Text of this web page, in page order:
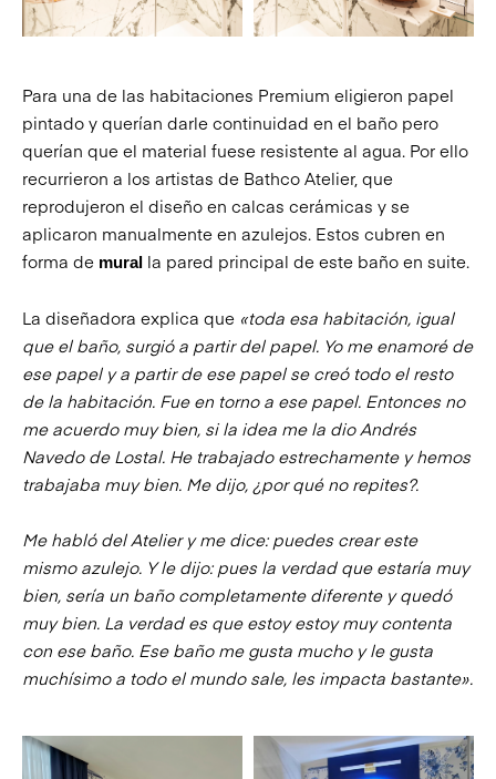
Para una de las habitaciones Premium eligieron papel
pintado y querían darle continuidad en el baño pero
querían que el material fuese resistente al agua. Por ello
recurrieron a los artistas de Bathco Atelier, que
reprodujeron el diseño en calcas cerámicas y se
aplicaron manualmente en azulejos. Estos cubren en
forma de mural la pared principal de este baño en suite.
La diseñadora explica que «toda esa habitación, igual
que el baño, surgió a partir del papel. Yo me enamoré de
ese papel y a partir de ese papel se creó todo el resto
de la habitación. Fue en torno a ese papel. Entonces no
me acuerdo muy bien, si la idea me la dio Andrés
Navedo de Lostal. He trabajado estrechamente y hemos
trabajaba muy bien. Me dijo, ¿por qué no repites?.
Me habló del Atelier y me dice: puedes crear este
mismo azulejo. Y le dijo: pues la verdad que estaría muy
bien, sería un baño completamente diferente y quedó
muy bien. La verdad es que estoy estoy muy contenta
con ese baño. Ese baño me gusta mucho y le gusta
muchísimo a todo el mundo sale, les impacta bastante».